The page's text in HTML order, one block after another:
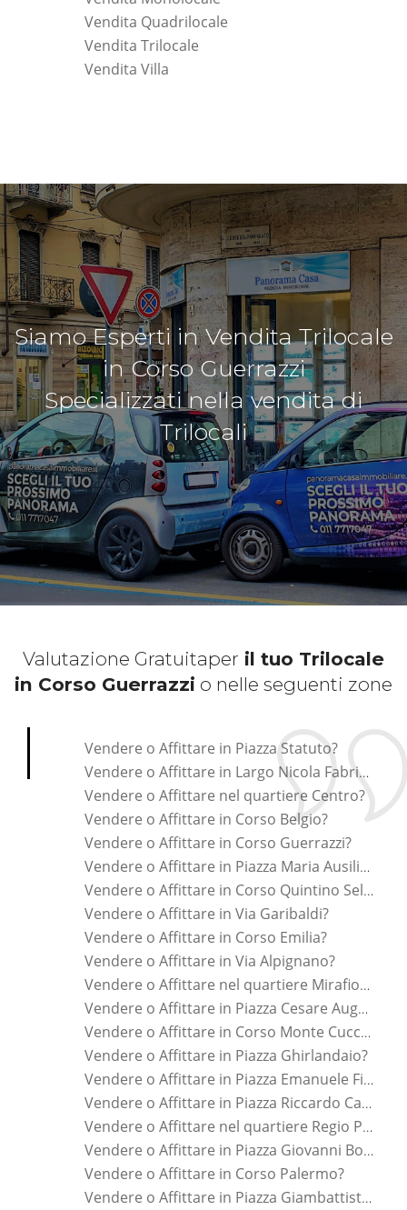
Vendita Quadrilocale
Vendita Trilocale
Vendita Villa
Siamo Esperti in Vendita Trilocale
in Corso Guerrazzi
Specializzati nella vendita di
Trilocali
Valutazione Gratuitaper il tuo Trilocale
in Corso Guerrazzi o nelle seguenti zone
Vendere o Affittare in Piazza Statuto?
Vendere o Affittare in Largo Nicola Fabrizi?
Vendere o Affittare nel quartiere Centro?
Vendere o Affittare in Corso Belgio?
Vendere o Affittare in Corso Guerrazzi?
Vendere o Affittare in Piazza Maria Ausiliatrice?
Vendere o Affittare in Corso Quintino Sella?
Vendere o Affittare in Via Garibaldi?
Vendere o Affittare in Corso Emilia?
Vendere o Affittare in Via Alpignano?
Vendere o Affittare nel quartiere Mirafiori Nord?
Vendere o Affittare in Piazza Cesare Augusto?
Vendere o Affittare in Corso Monte Cucco?
Vendere o Affittare in Piazza Ghirlandaio?
Vendere o Affittare in Piazza Emanuele Filiberto?
Vendere o Affittare in Piazza Riccardo Cattaneo?
Vendere o Affittare nel quartiere Regio Parco?
Vendere o Affittare in Piazza Giovanni Bottesini?
Vendere o Affittare in Corso Palermo?
Vendere o Affittare in Piazza Giambattista Bodoni?